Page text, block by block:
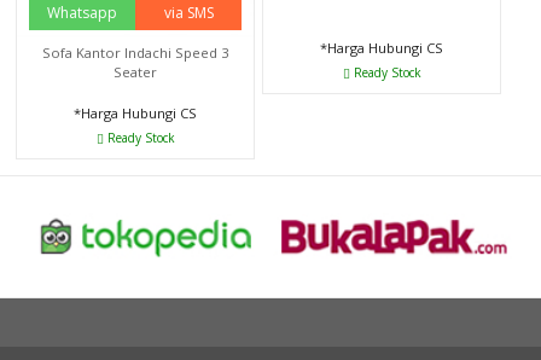
Whatsapp via SMS
Sofa Kantor Indachi Speed 3
Seater
*Harga Hubungi CS
Ready Stock
*Harga Hubungi CS
Ready Stock